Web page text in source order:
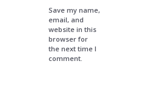
Save my name,
email, and
website in this
browser for
the next time I
comment.